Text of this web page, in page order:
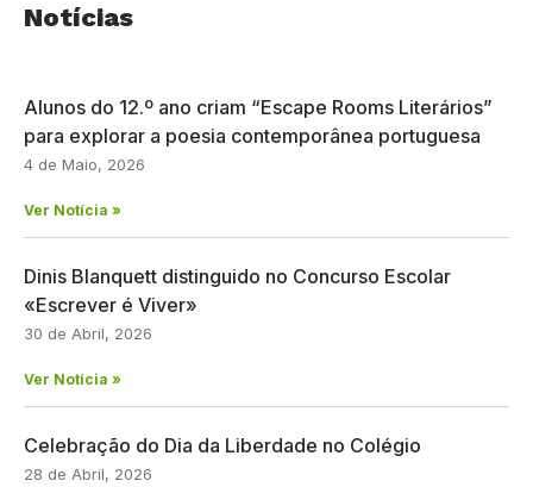
Notícias
Alunos do 12.º ano criam “Escape Rooms Literários”
para explorar a poesia contemporânea portuguesa
4 de Maio, 2026
Ver Notícia »
Dinis Blanquett distinguido no Concurso Escolar
«Escrever é Viver»
30 de Abril, 2026
Ver Notícia »
Celebração do Dia da Liberdade no Colégio
28 de Abril, 2026